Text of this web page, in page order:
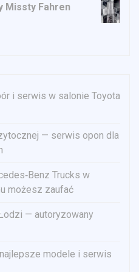
Missty Fahren
i serwis w salonie Toyota
— serwis opon dla
Trucks w
możesz zaufać
— autoryzowany
modele i serwis